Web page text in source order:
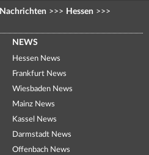
Nachrichten >>> Hessen >>>
NEWS
Hessen News
Frankfurt News
Wiesbaden News
Mainz News
Kassel News
Darmstadt News
Offenbach News